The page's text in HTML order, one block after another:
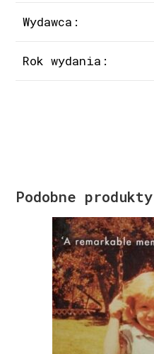
Wydawca:
Rok wydania:
Podobne produkty